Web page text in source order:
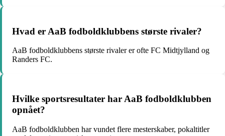
Hvad er AaB fodboldklubbens største rivaler?
AaB fodboldklubbens største rivaler er ofte FC Midtjylland og
Randers FC.
Hvilke sportsresultater har AaB fodboldklubben
opnået?
AaB fodboldklubben har vundet flere mesterskaber, pokaltitler